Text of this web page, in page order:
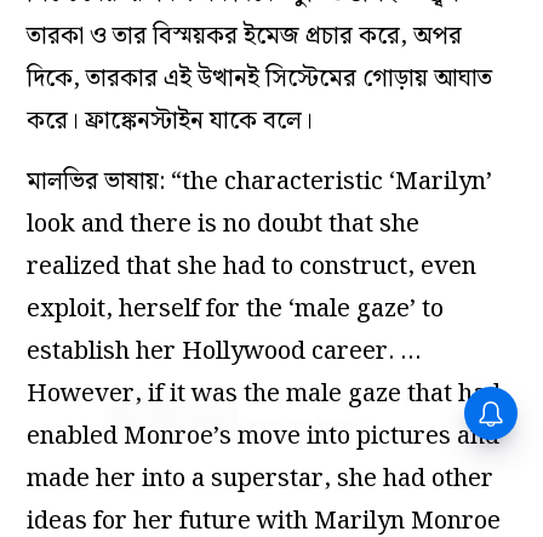
তারকা ও তার বিস্ময়কর ইমেজ প্রচার করে, অপর
দিকে, তারকার এই উত্থানই সিস্টেমের গোড়ায় আঘাত
করে। ফ্রাঙ্কেনস্টাইন যাকে বলে।
মালভির ভাষায়: “the characteristic ‘Marilyn’
look and there is no doubt that she
realized that she had to construct, even
exploit, herself for the ‘male gaze’ to
establish her Hollywood career. …
However, if it was the male gaze that had
enabled Monroe’s move into pictures and
made her into a superstar, she had other
ideas for her future with Marilyn Monroe